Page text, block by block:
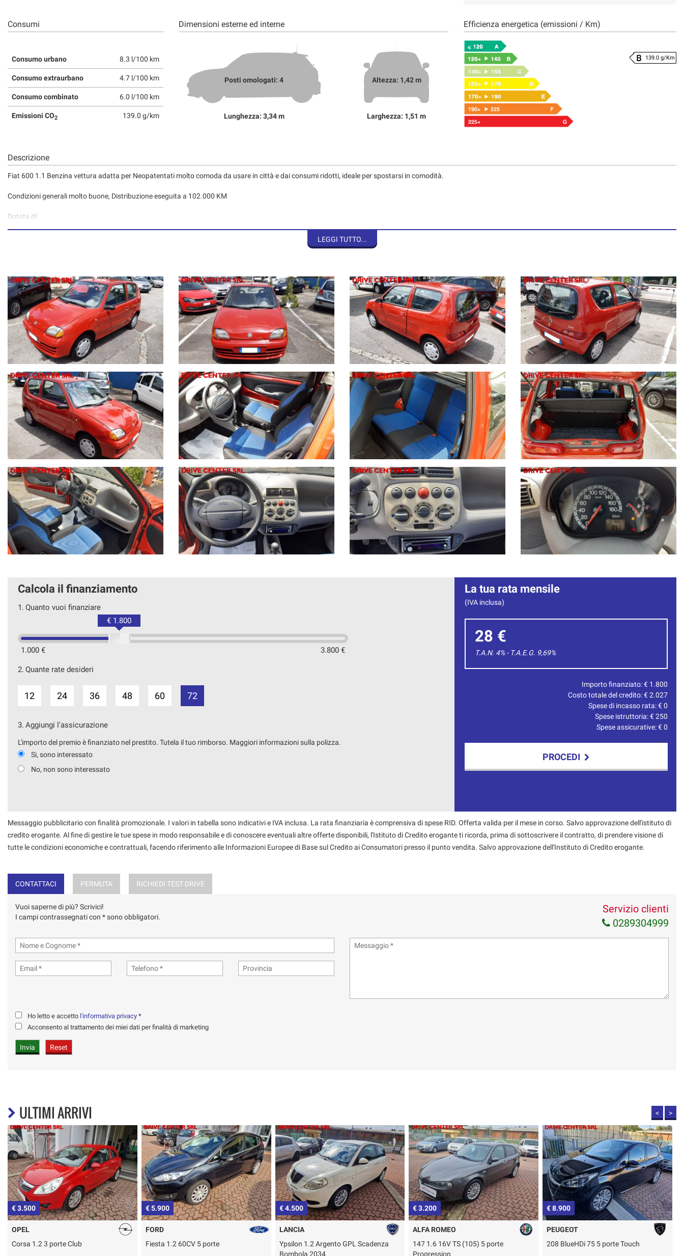
Consumi
Consumo urbano 8.3 l/100 km
Consumo extraurbano 4.7 l/100 km
Consumo combinato 6.0 l/100 km
Emissioni CO2 139.0 g/km
Dimensioni esterne ed interne
Posti omologati: 4
Lunghezza: 3,34 m
Altezza: 1,42 m
Larghezza: 1,51 m
Efficienza energetica (emissioni / Km)
139.0 g/Km
Descrizione
Fiat 600 1.1 Benzina vettura adatta per Neopatentati molto comoda da usare in città e dai consumi ridotti, ideale per spostarsi in comodità.
Condizioni generali molto buone, Distribuzione eseguita a 102.000 KM
Dotata di:
Motore a Benzina senza vincoli di circolazione. La vettura può liberamente circolare in Area B di Milano senza nessuna limitazione a breve
Le nostre vetture vengono scrupolosamente verificate e testate nella nostra officina al fine di fornirvi un acquisto in completa serenità.
Effettuamo finanziamenti personalizzati e pratica di passaggio in sede
LEGGI TUTTO...
Calcola il finanziamento
1. Quanto vuoi finanziare
1.000 € 3.800 €
€ 1.800
2. Quante rate desideri
12 24 36 48 60 72
3. Aggiungi l'assicurazione
L'importo del premio è finanziato nel prestito. Tutela il tuo rimborso. Maggiori informazioni sulla polizza.
Si, sono interessato
No, non sono interessato
La tua rata mensile
(IVA inclusa)
28 €
T.A.N. 4% - T.A.E.G. 9,69%
Importo finanziato: € 1.800
Costo totale del credito: €2.027
Spese di incasso rata: €0
Spese istruttoria: €250
Spese assicurative: €0
PROCEDI
Messaggio pubblicitario con finalità promozionale. I valori in tabella sono indicativi e IVA inclusa. La rata finanziaria è comprensiva di spese RID. Offerta valida per il mese in corso. Salvo approvazione dell'istituto di
credito erogante. Al fine di gestire le tue spese in modo responsabile e di conoscere eventuali altre offerte disponibili, l'Istituto di Credito erogante ti ricorda, prima di sottoscrivere il contratto, di prendere visione di
tutte le condizioni economiche e contrattuali, facendo riferimento alle Informazioni Europee di Base sul Credito ai Consumatori presso il punto vendita. Salvo approvazione dell'Instituto di Credito erogante.
CONTATTACI PERMUTA RICHIEDI TEST DRIVE
Vuoi saperne di più? Scrivici!
I campi contrassegnati con * sono obbligatori.
Servizio clienti
0289304999
Ho letto e accetto l'informativa privacy *
Acconsento al trattamento dei miei dati per finalità di marketing
ULTIMI ARRIVI < >
€ 5.900
FORD
Fiesta 1.2 60CV 5 porte
€ 4.500
LANCIA
Ypsilon 1.2 Argento GPL Scadenza
€ 3.200
ALFA ROMEO
147 1.6 16V TS (105) 5 porte
Progression
€ 8.900
PEUGEOT
208 BlueHDi 75 5 porte Touch
€ 3.900
OPEL
Corsa 1.2 5 porte Club GPL Scadenza